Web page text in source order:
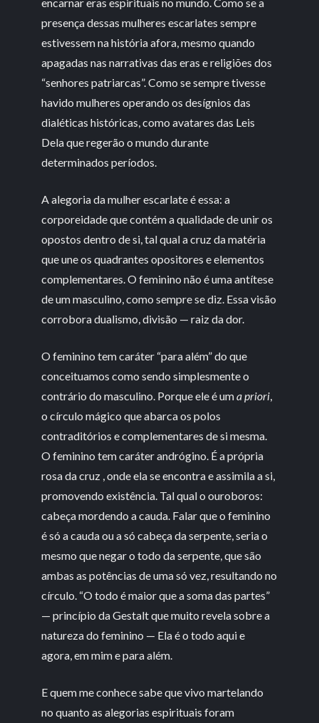
presença dessas mulheres escarlates sempre
estivessem na história afora, mesmo quando
apagadas nas narrativas das eras e religiões dos
“senhores patriarcas”. Como se sempre tivesse
havido mulheres operando os desígnios das
dialéticas históricas, como avatares das Leis
Dela que regerão o mundo durante
determinados períodos.
A alegoria da mulher escarlate é essa: a
corporeidade que contém a qualidade de unir os
opostos dentro de si, tal qual a cruz da matéria
que une os quadrantes opositores e elementos
complementares. O feminino não é uma antítese
de um masculino, como sempre se diz. Essa visão
corrobora dualismo, divisão — raiz da dor.
O feminino tem caráter “para além” do que
conceituamos como sendo simplesmente o
contrário do masculino. Porque ele é uma priori
o círculo mágico que abarca os polos
contraditórios e complementares de si mesma.
O feminino tem caráter andrógino. É a própria
rosa da cruz , onde ela se encontra e assimila a si,
promovendo existência. Tal qual o ouroboros:
cabeça mordendo a cauda. Falar que o feminino
é só a cauda ou a só cabeça da serpente, seria o
mesmo que negar o todo da serpente, que são
ambas as potências de uma só vez, resultando no
círculo. “O todo é maior que a soma das partes”
— princípio da Gestalt que muito revela sobre a
natureza do feminino — Ela é o todo aqui e
agora, em mim e para além.
E quem me conhece sabe que vivo martelando
no quanto as alegorias espirituais foram